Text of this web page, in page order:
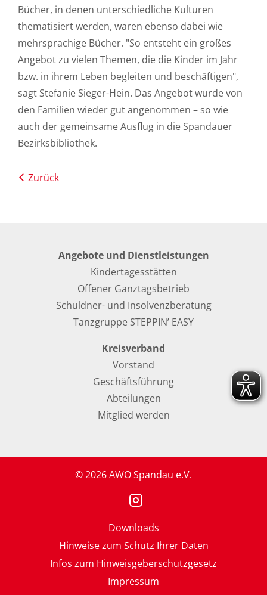
Bücher, in denen unterschiedliche Kulturen
thematisiert werden, waren ebenso dabei wie
mehrsprachige Bücher. "So entsteht ein großes
Angebot zu vielen Themen, die die Kinder im Jahr
bzw. in ihrem Leben begleiten und beschäftigen",
sagt Stefanie Sieger-Hein. Das Angebot wurde von
den Familien wieder gut angenommen – so wie
auch der gemeinsame Ausflug in die Spandauer
Bezirksbibliothek.
Zurück
Angebote und Dienstleistungen
Kindertagesstätten
Offener Ganztagsbetrieb
Schuldner- und Insolvenzberatung
Tanzgruppe STEPPIN’ EASY
Kreisverband
Vorstand
Geschäftsführung
Abteilungen
Mitglied werden
© 2026 AWO Spandau e.V.
Downloads
Hinweise zum Schutz Ihrer Daten
Infos zum Hinweisgeberschutzgesetz
Impressum